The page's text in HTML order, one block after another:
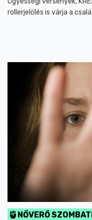
rollerjelölés is várja a
NŐVERŐ